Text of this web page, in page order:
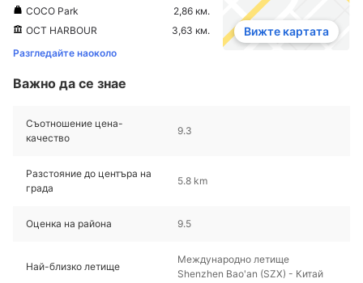
COCO Park
2,86 км.
OCT HARBOUR
3,63 км.
Разгледайте наоколо
Вижте картата
Важно да се знае
Съотношение цена-
качество
9.3
Разстояние до центъра на
града
5.8 km
Оценка на района 9.5
Най-близко летище
Международно летище
Shenzhen Bao'an (SZX) - Китай